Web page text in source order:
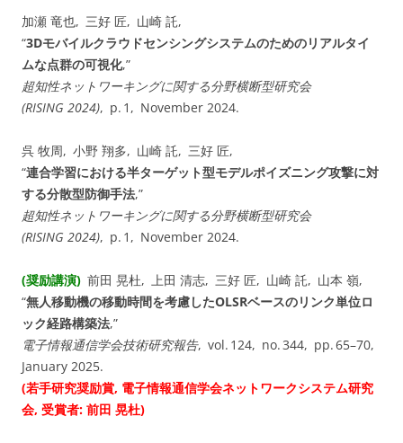
加瀬 竜也, 三好 匠, 山崎 託,
“3Dモバイルクラウドセンシングシステムのためのリアルタイ
ムな点群の可視化,”
超知性ネットワーキングに関する分野横断型研究会
(RISING 2024), p. 1, November 2024.
呉 牧周, 小野 翔多, 山崎 託, 三好 匠,
“連合学習における半ターゲット型モデルポイズニング攻撃に対
する分散型防御手法,”
超知性ネットワーキングに関する分野横断型研究会
(RISING 2024), p. 1, November 2024.
(奨励講演) 前田 晃杜, 上田 清志, 三好 匠, 山崎 託, 山本 嶺,
“無人移動機の移動時間を考慮したOLSRベースのリンク単位ロ
ック経路構築法,”
電子情報通信学会技術研究報告, vol. ⁠124, no. ⁠344, pp. 65–70,
January 2025.
(若手研究奨励賞, 電子情報通信学会ネットワークシステム研究
会, 受賞者: 前田 晃杜)